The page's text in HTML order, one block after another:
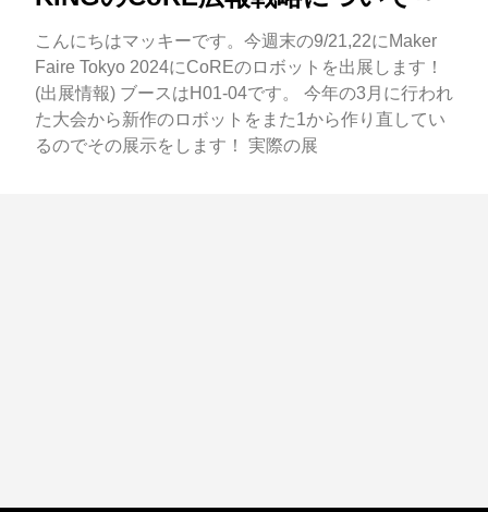
こんにちはマッキーです。今週末の9/21,22にMaker
Faire Tokyo 2024にCoREのロボットを出展します！
(出展情報) ブースはH01-04です。 今年の3月に行われ
た大会から新作のロボットをまた1から作り直してい
るのでその展示をします！ 実際の展